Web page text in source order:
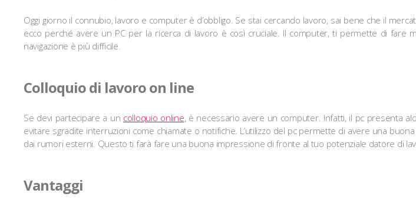
Oggi giorno il connubio, lavoro e computer è d’obbligo. Se stai cercando lavoro, sai bene che il
ecco perché avere un PC per la ricerca di lavoro è così cruciale. Il computer, ti permette di
navigazione è più difficile.
Colloquio di lavoro on line
Se devi partecipare a un colloquio online, è necessario avere un computer. Infatti, il pc presenta
evitare sgradite interruzioni come chiamate o notifiche. L’utilizzo del pc permette di avere una
dai rumori esterni. Questo ti farà fare una buona impressione di fronte al tuo potenziale datore di
Vantaggi